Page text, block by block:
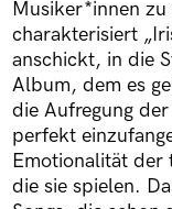
Musiker*innen
charakterisiert
anschickt, in die
Album, dem es
die Aufregung
perfekt
Emotionalität der
die sie spielen.